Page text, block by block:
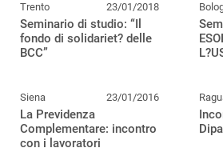
Trento 23/01/2018
Seminario di studio: “Il
fondo di solidariet? delle
BCC”
Siena 23/01/2016
La Previdenza
Complementare: incontro
con i lavoratori